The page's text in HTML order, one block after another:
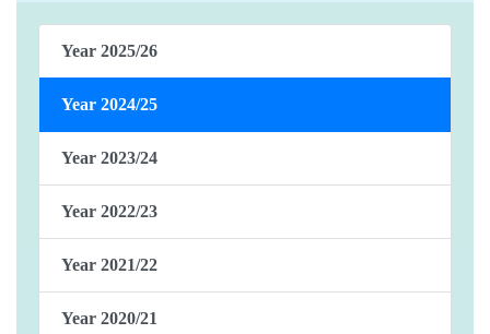
Year 2025/26
Year 2024/25
Year 2023/24
Year 2022/23
Year 2021/22
Year 2020/21